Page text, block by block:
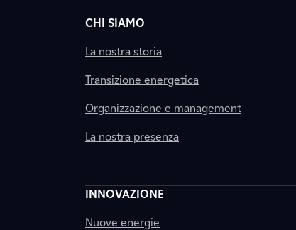
CHI SIAMO
La nostra storia
Transizione energetica
Organizzazione e management
La nostra presenza
INNOVAZIONE
Nuove energie